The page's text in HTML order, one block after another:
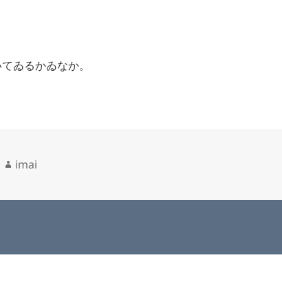
ゐるかゐなか。
作
者
imai